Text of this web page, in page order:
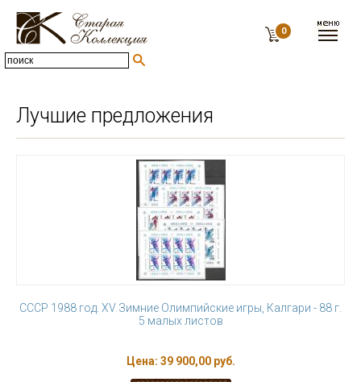
0
Лучшие предложения
СССР 1988 год. XV Зимние Олимпийские игры, Калгари - 88 г.
5 малых листов
Цена: 39 900,00 руб.